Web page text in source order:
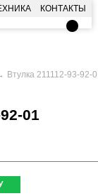
КОНТАКТЫ
Втулка 211112-93-92-
01